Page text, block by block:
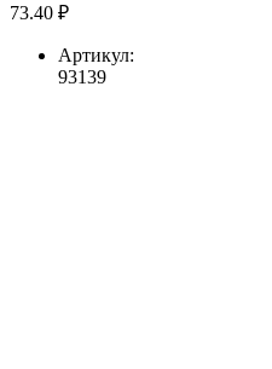
73.40 ₽
Артикул:
93139